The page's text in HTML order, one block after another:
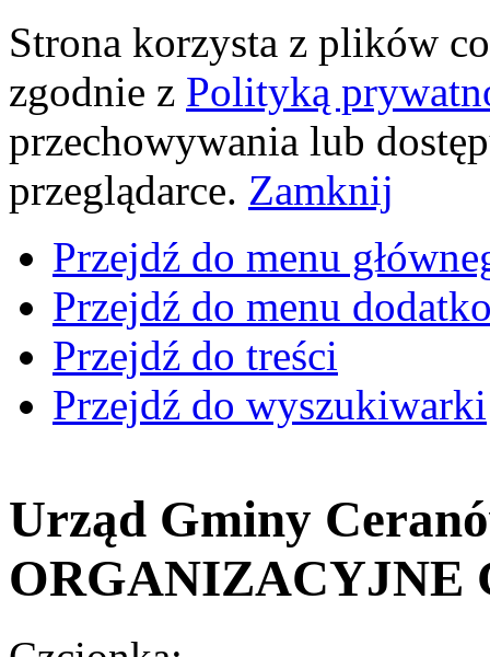
Strona korzysta z plików
zgodnie z Polityką
przechowywania lub
przeglądarce. Zamknij
Przejdź do menu
Przejdź do menu
Przejdź do treści
Przejdź do wyszukiwarki
Urząd Gminy
ORGANIZACYJNE